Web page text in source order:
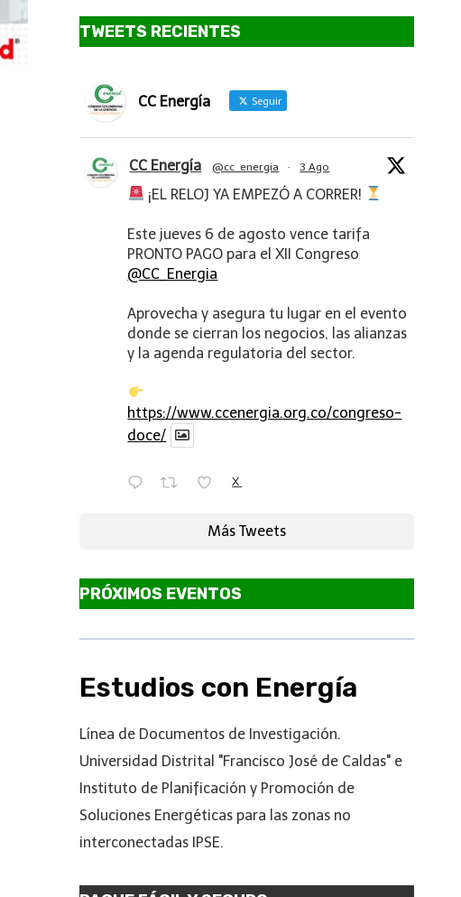
TWEETS RECIENTES
CC Energía Seguir
CC Energía @cc_energia · 3 Ago
¡EL RELOJ YA EMPEZÓ A CORRER!
Este jueves 6 de agosto vence tarifa
PRONTO PAGO para el XII Congreso
@CC_Energia
Aprovecha y asegura tu lugar en el evento
donde se cierran los negocios, las alianzas
y la agenda regulatoria del sector.
https://www.ccenergia.org.co/congreso-
doce/
X
Más Tweets
PRÓXIMOS EVENTOS
Estudios con Energía
Línea de Documentos de Investigación.
Universidad Distrital "Francisco José de Caldas" e
Instituto de Planificación y Promoción de
Soluciones Energéticas para las zonas no
interconectadas IPSE.